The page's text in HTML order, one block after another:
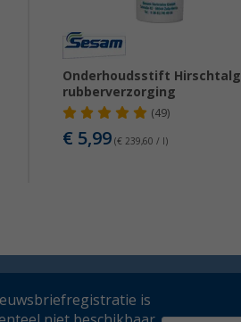
Onderhoudsstift Hirschtalg
rubberverzorging
(49)
€ 5,99 (€ 239,60 / l)
is